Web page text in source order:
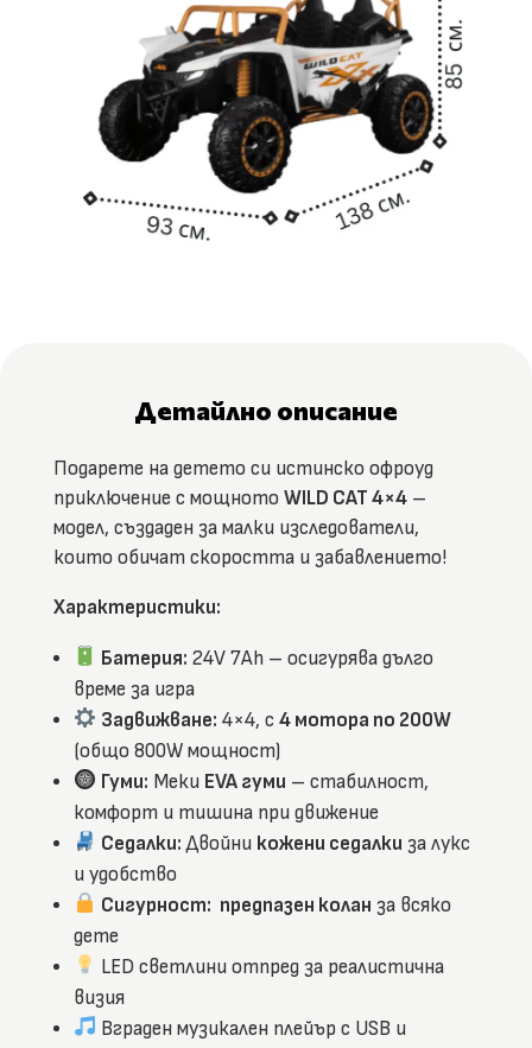
Детайлно описание
А
к
м
у
л
т
е
г
I
C
0
4
2
Подарете на детето си истинско офроуд
приключение с мощното WILD CAT 4×4–
модел, създаден за малки изследователи,
които обичат скоростта и забавлението!
Характеристики:
Батерия: 24V 7Ah – осигурява дълго
време за игра
Задвижване: 4×4, с4 мотора по 200W
(общо 800W мощност)
Гуми: Меки EVA гуми – стабилност,
комфорт и тишина при движение
Седалки: Двойни кожени седалки за лукс
и удобство
Сигурност: предпазен колан за всяко
дете
LED светлини отпред за реалистична
визия
Вграден музикален плейър с USB и